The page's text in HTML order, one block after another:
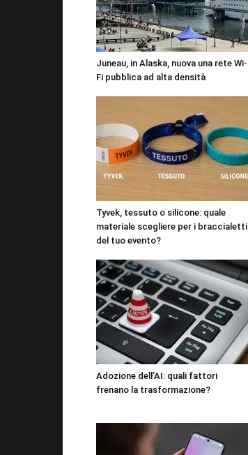
Juneau, in Alaska, nuova una rete Wi-
Fi pubblica ad alta densità
Tyvek, tessuto o silicone: quale
materiale scegliere per i braccialetti
del tuo evento?
Adozione dell’AI: quali fattori
frenano la trasformazione?